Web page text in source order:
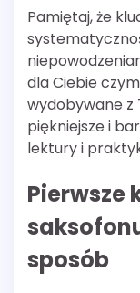
Pamiętaj, że
dla Ciebie
wydobywane z
piękniejsze i
lektury i
Pierwsze
sposób